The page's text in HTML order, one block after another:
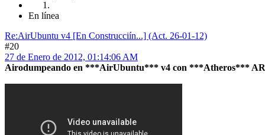
En línea
Re:AirUbuntu v4 [En Construcciín...] (Act. 26-01-12)
#20
27 de Enero de 2012, 01:14:06 AM
Airodumpeando en ***AirUbuntu*** v4 con ***Atheros***